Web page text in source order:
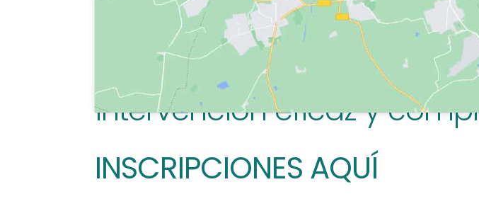
Será un espacio para
experiencias y
intervención eficaz y
INSCRIPCIONES AQUÍ